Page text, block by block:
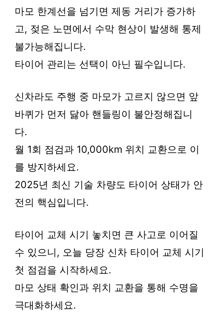
마모 한계선을 넘기면 제동 거리가 증가하
고, 젖은 노면에서 수막 현상이 발생해 통제
불가능해집니다.
타이어 관리는 선택이 아닌 필수입니다.
신차라도 주행 중 마모가 고르지 않으면 앞
바퀴가 먼저 닳아 핸들링이 불안정해집니
다.
월 1회 점검과 10,000km 위치 교환으로 이
를 방지하세요.
2025년 최신 기술 차량도 타이어 상태가 안
전의 핵심입니다.
타이어 교체 시기 놓치면 큰 사고로 이어질
수 있으니, 오늘 당장 신차 타이어 교체 시기
첫 점검을 시작하세요.
마모 상태 확인과 위치 교환을 통해 수명을
극대화하세요.